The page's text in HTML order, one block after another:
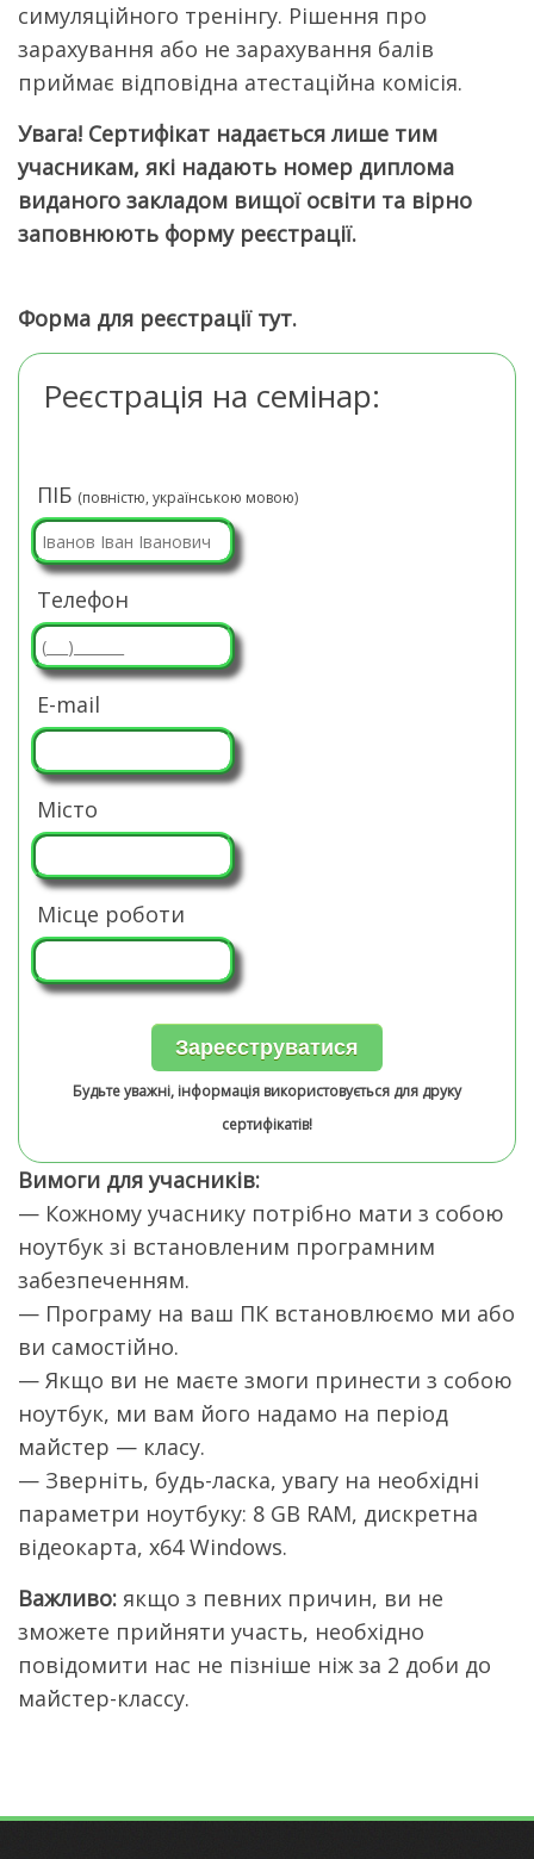
симуляційного тренінгу. Рішення про
зарахування або не зарахування балів
приймає відповідна атестаційна комісія.
Увага! Сертифікат надається лише тим
учасникам, які надають номер диплома
виданого закладом вищої освіти та вірно
заповнюють форму реєстрації.
Форма для реєстрації тут.
Реєстрація на семінар:
ПІБ (повністю, українською мовою)
Телефон
E-mail
Місто
Місце роботи
Будьте уважні, інформація використовується для друку
сертифікатів!
Вимоги для учасників:
— Кожному учаснику потрібно мати з собою
ноутбук зі встановленим програмним
забезпеченням.
— Програму на ваш ПК встановлюємо ми або
ви самостійно.
— Якщо ви не маєте змоги принести з собою
ноутбук, ми вам його надамо на період
майстер — класу.
— Зверніть, будь-ласка, увагу на необхідні
параметри ноутбуку: 8 GB RAM, дискретна
відеокарта, x64 Windows.
Важливо: якщо з певних причин, ви не
зможете прийняти участь, необхідно
повідомити нас не пізніше ніж за 2 доби до
майстер-классу.